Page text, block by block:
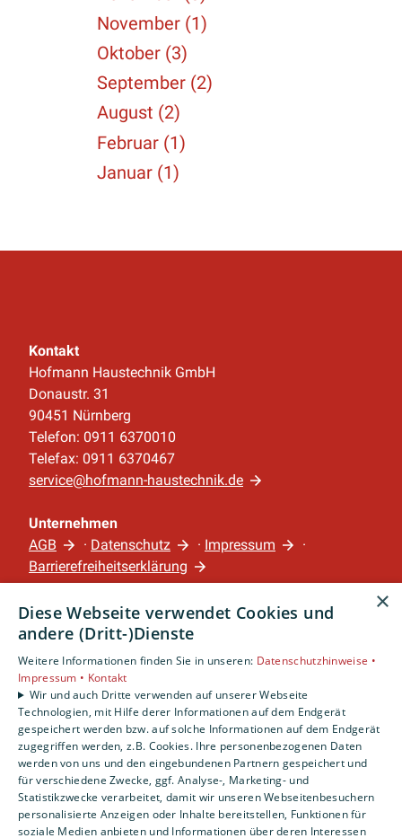
November (1)
Oktober (3)
September (2)
August (2)
Februar (1)
Januar (1)
Kontakt
Hofmann Haustechnik GmbH
Donaustr. 31
90451 Nürnberg
Telefon: 0911 6370010
Telefax: 0911 6370467
service@hofmann-haustechnik.de
Unternehmen
AGB
· Datenschutz · Impressum
·
Barrierefreiheitserklärung
Leistungen
Privatkunden
Gewerbekunden
Karriere
Unternehmen
Standort
Nürnberg
×
Diese Webseite verwendet Cookies und
andere (Dritt-)Dienste
Weitere Informationen finden Sie in unseren: Datenschutzhinweise •
Impressum • Kontakt
Wir und auch Dritte verwenden auf unserer Webseite
Technologien, mit Hilfe derer Informationen auf dem Endgerät
gespeichert werden bzw. auf solche Informationen auf dem Endgerät
zugegriffen werden, z.B. Cookies. Ihre personenbezogenen Daten
werden von uns und den eingebundenen Partnern gespeichert und
für verschiedene Zwecke, ggf. Analyse-, Marketing- und
Statistikzwecke verarbeitet, damit wir unseren Webseitenbesuchern
personalisierte Anzeigen oder Inhalte bereitstellen, Funktionen für
soziale Medien anbieten und Informationen über deren Interessen